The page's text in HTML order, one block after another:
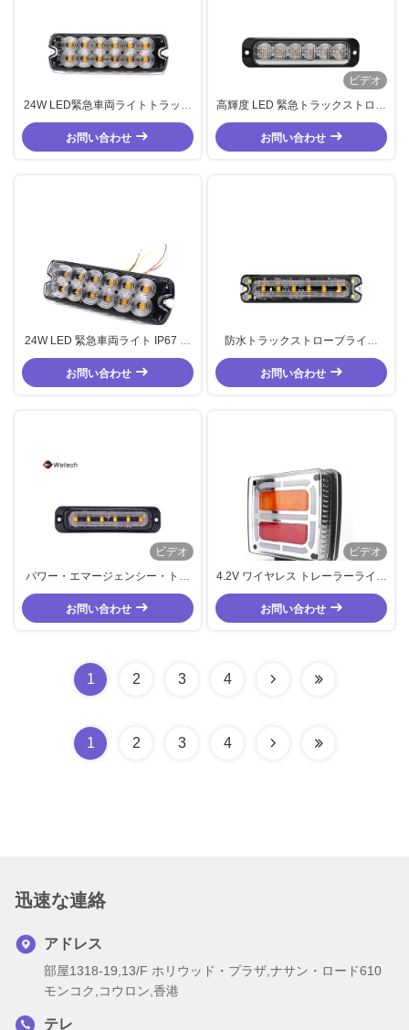
24W LED緊急車両ライトトラック
フラッシュストロボライト
お問い合わせ
ビデオ
高輝度 LED 緊急トラックストロボ
ライト 18W LED 緊急車両ライト
お問い合わせ
24W LED 緊急車両ライト IP67 防
水トラック ストロボライト 12-
24V DC
お問い合わせ
防水トラックストローブライト
18W LED 機能点滅パターンを持つ
緊急車両ライト
お問い合わせ
ビデオ
パワー・エマージェンシー・トラ
ック・ストローブ・ライト 18W
LED・エマージェンシー・車両・
ライト
お問い合わせ
ビデオ
4.2V ワイヤレス トレーラーライト
カスタマイズされた LED トレーラ
ーライト キット E9 エマーク CE
RoHS
お問い合わせ
1 2 3 4
1 2 3 4
迅速な連絡
アドレス
部屋1318-19,13/F ホリウッド・プラザ,ナサン・ロード610
モンコク,コウロン,香港
テレ